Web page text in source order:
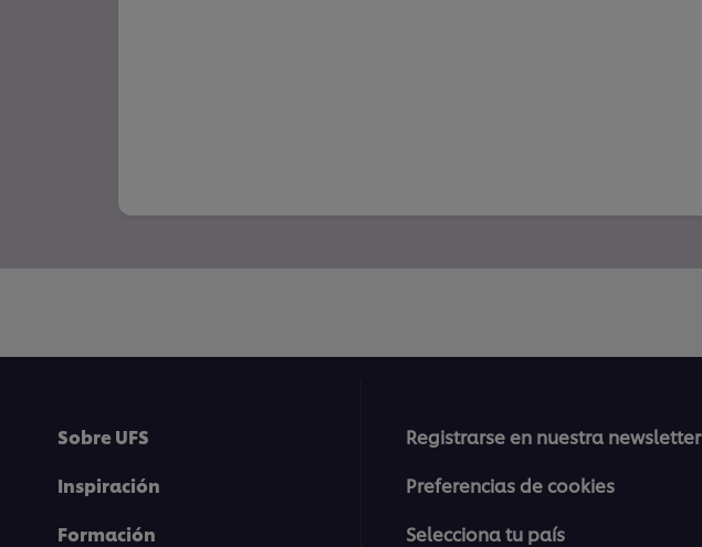
Sobre UFS
Inspiración
Formación
Registrarse en nuestra newsletter
Preferencias de cookies
Selecciona tu país